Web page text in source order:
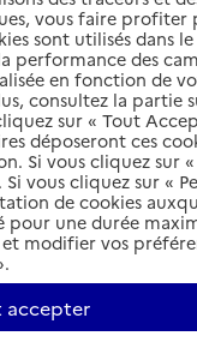
erreur
Rames
vous faire
sont utilisés dans
performance des
en fonction de
consultez la partie
sur « Tout
déposeront ces
Si vous cliquez sur
Si vous cliquez sur «
de cookies
pour une durée
modifier vos
accepter